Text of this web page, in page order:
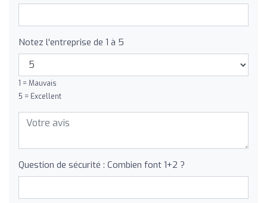
Notez l'entreprise de 1 à 5
1 = Mauvais
5 = Excellent
Question de sécurité : Combien font 1+2 ?